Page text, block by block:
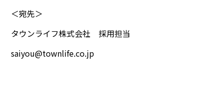
＜宛先＞
タウンライフ株式会社 採用担当
saiyou@townlife.co.jp